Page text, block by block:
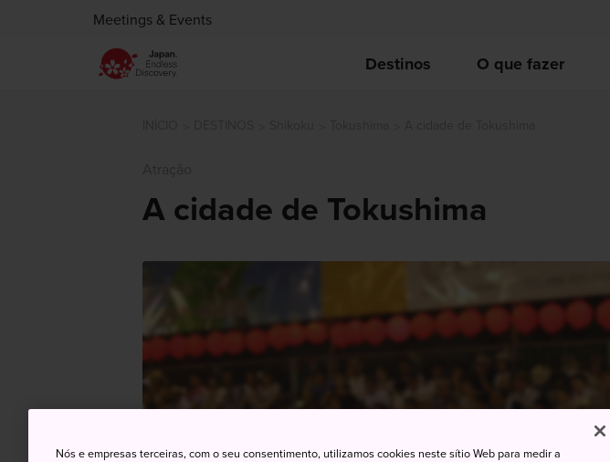
Meetings & Events
Destinos O que fazer
A cidade de Tokushima
Nós e empresas terceiras, com o seu consentimento, utilizamos cookies neste sítio Web para medir a